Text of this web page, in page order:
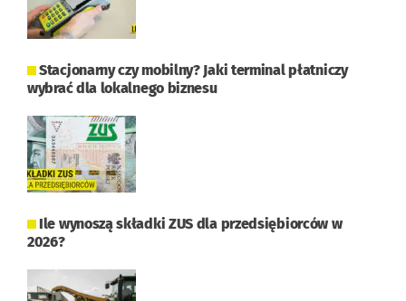
Stacjonarny czy mobilny? Jaki terminal płatniczy
wybrać dla lokalnego biznesu
Ile wynoszą składki ZUS dla przedsiębiorców w
2026?